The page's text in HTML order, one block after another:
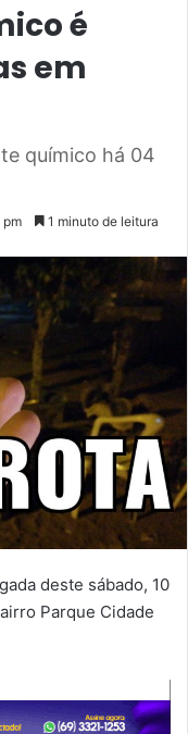
é
em
químico há 04
pm 1 minuto de leitura
deste sábado, 10
Parque Cidade